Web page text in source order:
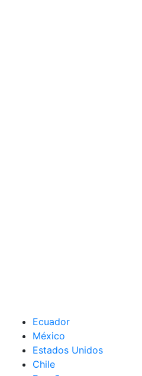
Ecuador
México
Estados Unidos
Chile